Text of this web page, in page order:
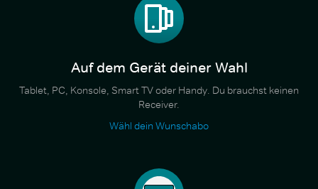
Auf dem Gerät deiner Wahl
Tablet, PC, Konsole, Smart TV oder Handy. Du brauchst keinen
Receiver.
Wähl dein Wunschabo